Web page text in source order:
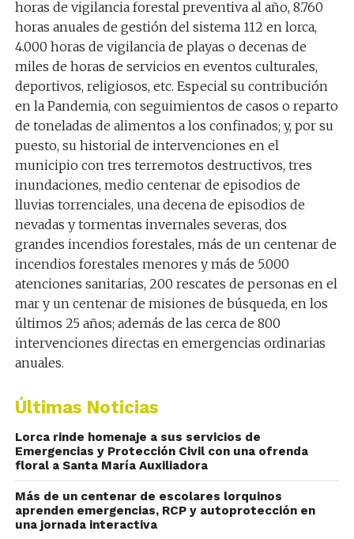
horas de vigilancia forestal preventiva al año, 8.760
horas anuales de gestión del sistema 112 en lorca,
4.000 horas de vigilancia de playas o decenas de
miles de horas de servicios en eventos culturales,
deportivos, religiosos, etc. Especial su contribución
en la Pandemia, con seguimientos de casos o reparto
de toneladas de alimentos a los confinados; y, por su
puesto, su historial de intervenciones en el
municipio con tres terremotos destructivos, tres
inundaciones, medio centenar de episodios de
lluvias torrenciales, una decena de episodios de
nevadas y tormentas invernales severas, dos
grandes incendios forestales, más de un centenar de
incendios forestales menores y más de 5.000
atenciones sanitarias, 200 rescates de personas en el
mar y un centenar de misiones de búsqueda, en los
últimos 25 años; además de las cerca de 800
intervenciones directas en emergencias ordinarias
anuales.
Últimas Noticias
Lorca rinde homenaje a sus servicios de
Emergencias y Protección Civil con una ofrenda
floral a Santa María Auxiliadora
Más de un centenar de escolares lorquinos
aprenden emergencias, RCP y autoprotección en
una jornada interactiva